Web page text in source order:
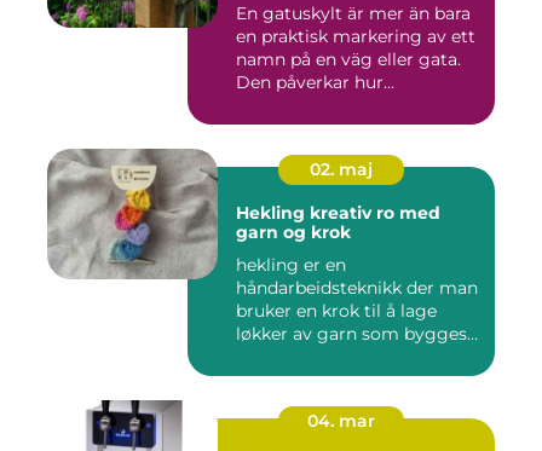
En gatuskylt är mer än bara
en praktisk markering av ett
namn på en väg eller gata.
Den påverkar hur...
02. maj
Hekling kreativ ro med
garn og krok
hekling er en
håndarbeidsteknikk der man
bruker en krok til å lage
løkker av garn som bygges
04. mar